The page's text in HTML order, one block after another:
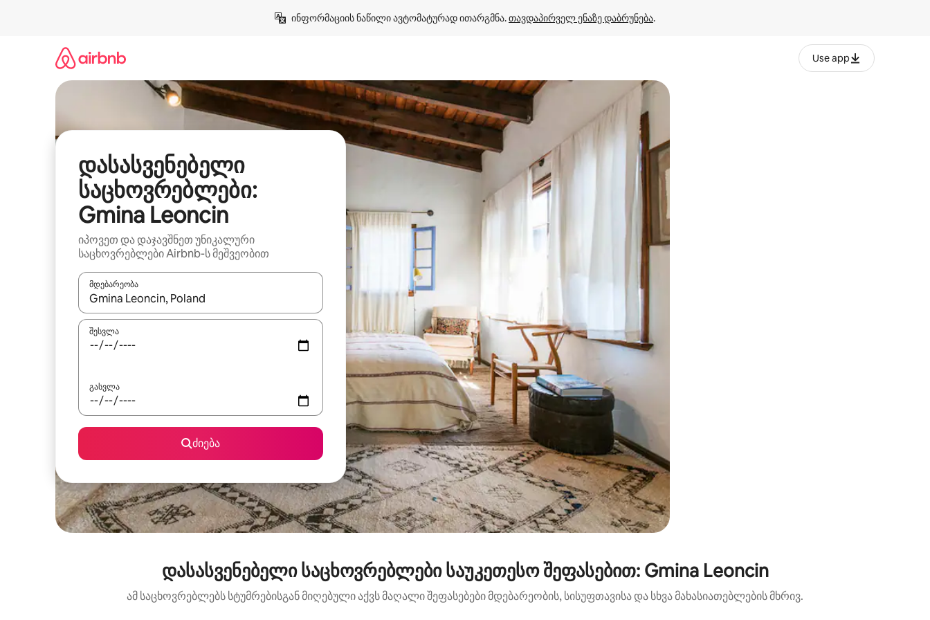
ინფორმაციის ნაწილი ავტომატურად ითარგმნა. თავდაპირველ ენაზე დაბრუნება.
Use app
დასასვენებელი
საცხოვრებლები:
Gmina Leoncin
იპოვეთ და დაჯავშნეთ უნიკალური
საცხოვრებლები Airbnb-ს მეშვეობით
მდებარეობა
როცა შედეგები ხელმისაწვდომი გახდება, ნავიგაციისთვის გამოიყენეთ კლავიშები ზემოთ/ქვემოთ მიმართული ისრებით ან შეხებისა თუ თითის გასმის ჟესტები.
შესვლა
გასვლა
ძიება
დასასვენებელი საცხოვრებლები საუკეთესო შეფასებით: Gmina Leoncin
ამ საცხოვრებლებს სტუმრებისგან მიღებული აქვს მაღალი შეფასებები მდებარეობის, სისუფთავისა და სხვა მახასიათებლების მხრივ.